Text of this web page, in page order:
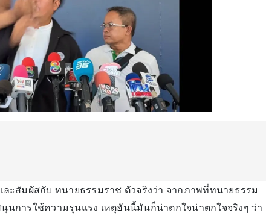
ะสัมผัสกับ ทนายธรรมราช ตัวจริงว่า จากภาพที่ทนายธรรม
นการใช้ความรุนแรง เหตุอันนี้มันก็น่าตกใจน่าตกใจจริงๆ ว่า